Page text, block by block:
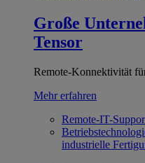
Große
Tensor
Remote-Konnektivität
Mehr erfahren
Remote-IT-
industrielle